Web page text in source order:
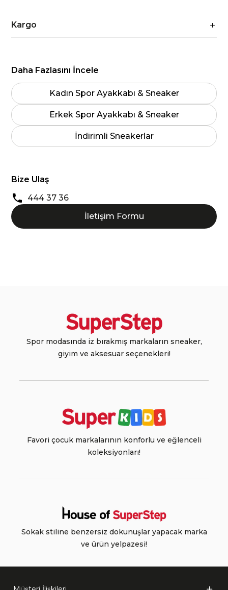
Kargo
Daha Fazlasını İncele
Kadın Spor Ayakkabı & Sneaker
Erkek Spor Ayakkabı & Sneaker
İndirimli Sneakerlar
Bize Ulaş
444 37 36
İletişim Formu
Spor modasında iz bırakmış markaların sneaker,
giyim ve aksesuar seçenekleri!
Favori çocuk markalarının konforlu ve eğlenceli
koleksiyonları!
Sokak stiline benzersiz dokunuşlar yapacak marka
ve ürün yelpazesi!